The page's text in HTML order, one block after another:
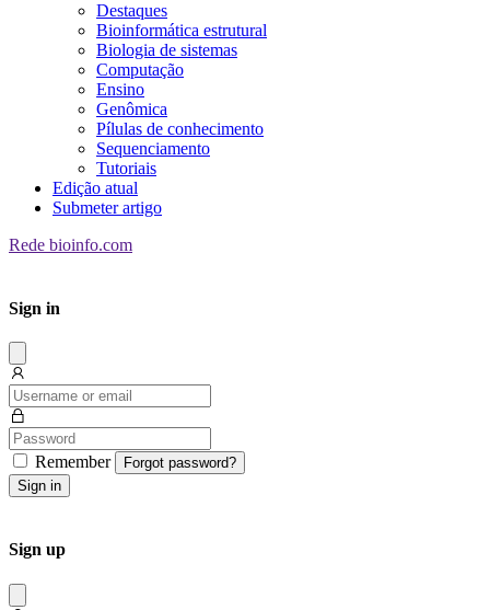
Destaques
Bioinformática estrutural
Biologia de sistemas
Computação
Ensino
Genômica
Pílulas de conhecimento
Sequenciamento
Tutoriais
Edição atual
Submeter artigo
Rede bioinfo.com
Sign in
Remember
Forgot password?
Sign in
Sign up